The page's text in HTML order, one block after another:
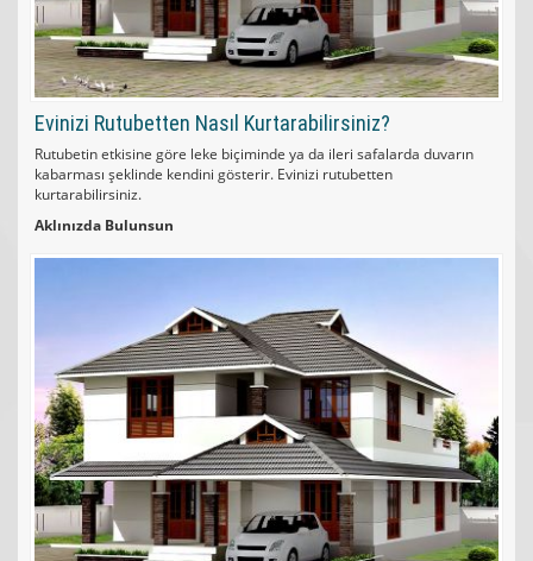
Evinizi Rutubetten Nasıl Kurtarabilirsiniz?
Rutubetin etkisine göre leke biçiminde ya da ileri safalarda duvarın
kabarması şeklinde kendini gösterir. Evinizi rutubetten
kurtarabilirsiniz.
Aklınızda Bulunsun